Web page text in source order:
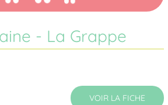
- La Grappe
VOIR LA FICHE